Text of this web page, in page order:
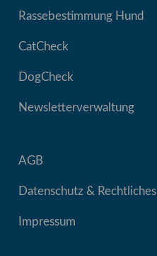
Rassebestimmung Hund
CatCheck
DogCheck
Newsletterverwaltung
AGB
Datenschutz & Rechtliches
Impressum